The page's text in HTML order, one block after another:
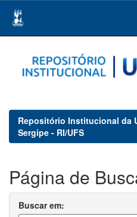
navigation
Repositório Institucional da
Sergipe - RI/UFS
Página de
Buscar em: